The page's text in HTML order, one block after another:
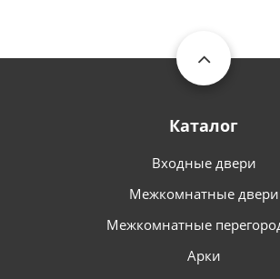
Каталог
Входные двери
Межкомнатные двери
Межкомнатные
Арки